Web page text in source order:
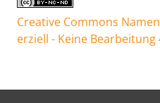
Creative Commons
erziell - Keine